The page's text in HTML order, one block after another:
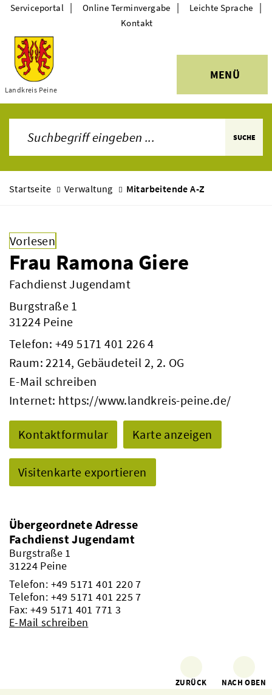
Themen
Landkreis Peine
MENÜ
Serviceportal | Online Terminvergabe | Leichte Sprache |
Kontakt
SUCHE
Startseite Verwaltung Mitarbeitende A-Z
Vorlesen
Frau Ramona Giere
Fachdienst Jugendamt
Burgstraße 1
31224 Peine
Telefon: +49 5171 401 226 4
Raum: 2214, Gebäudeteil 2, 2. OG
E-Mail schreiben
Internet: https://www.landkreis-peine.de/
Kontaktformular Karte anzeigen
Visitenkarte exportieren
Übergeordnete Adresse
Fachdienst Jugendamt
Burgstraße 1
31224 Peine
Telefon: +49 5171 401 220 7
Telefon: +49 5171 401 225 7
Fax: +49 5171 401 771 3
E-Mail schreiben
ZURÜCK NACH OBEN